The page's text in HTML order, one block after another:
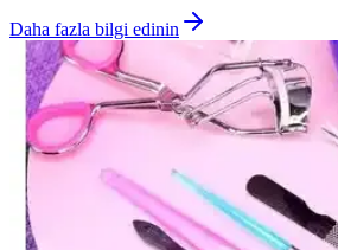
Daha fazla bilgi edinin